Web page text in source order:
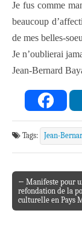
Je fus comme
beaucoup
de mes belles-
Je n’oublierai
Jean-Bernard
Tags: Jean-
Post navigation
← Manifeste pour
refondation de la
culturelle en Pays